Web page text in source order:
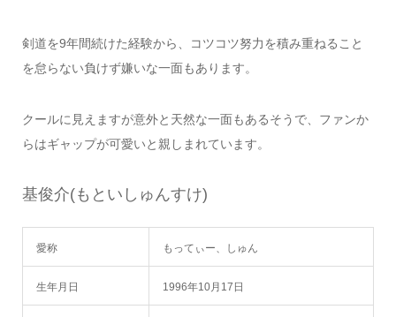
剣道を9年間続けた経験から、コツコツ努力を積み重ねること
を怠らない負けず嫌いな一面もあります。
クールに見えますが意外と天然な一面もあるそうで、ファンか
らはギャップが可愛いと親しまれています。
基俊介(もといしゅんすけ)
愛称 もってぃー、しゅん
生年月日 1996年10月17日